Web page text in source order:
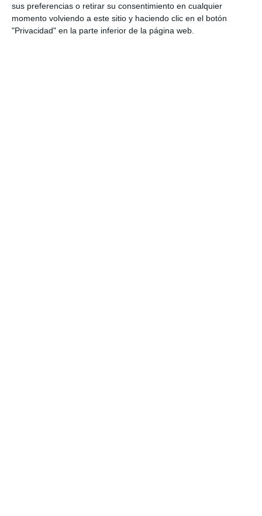
sus preferencias o retirar su consentimiento en cualquier
momento volviendo a este sitio y haciendo clic en el botón
"Privacidad" en la parte inferior de la página web.